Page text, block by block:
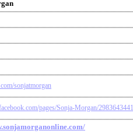
sonjatmorgan
pages/Sonja-Morgan/